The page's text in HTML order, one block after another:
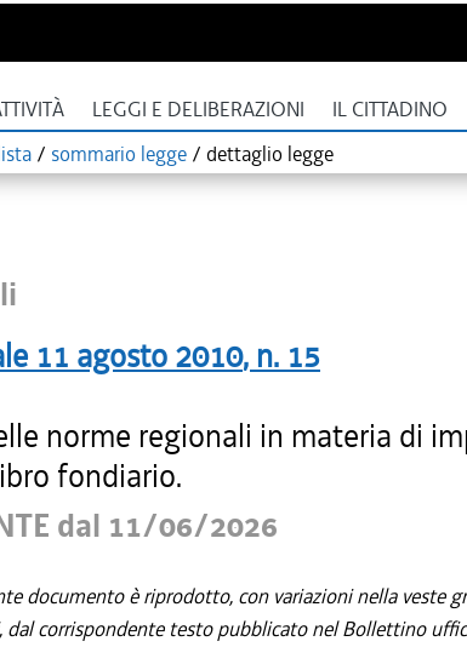
LEGGI E DELIBERAZIONI IL CITTADINO
/ sommario legge / dettaglio legge
11 agosto 2010, n. 15
norme regionali in materia di
fondiario.
dal 11/06/2026
documento è riprodotto, con variazioni nella veste
dal corrispondente testo pubblicato nel Bollettino